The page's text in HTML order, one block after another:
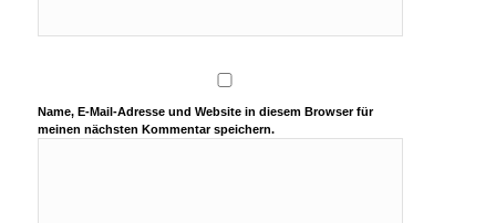
Name, E-Mail-Adresse und Website in diesem Browser für
meinen nächsten Kommentar speichern.